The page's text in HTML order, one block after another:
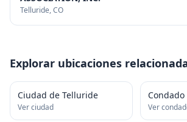
Telluride, CO
Explorar ubicaciones
Ciudad de Telluride
Ver ciudad Ver